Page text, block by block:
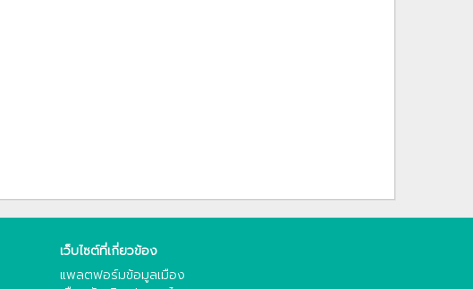
เว็บไซต์ที่เกี่ยวข้อง
แพลตฟอร์มข้อมูลเมือง